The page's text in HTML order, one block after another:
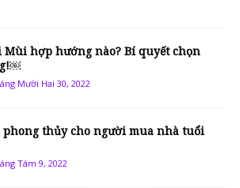
Mùi hợp hướng nào? Bí quyết chọn
Mười Hai 30, 2022
phong thủy cho người mua nhà tuổi
Tám 9, 2022